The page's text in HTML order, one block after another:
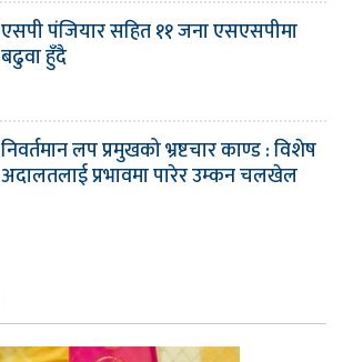
एसपी पंजियार सहित ११ जना एसएसपीमा
बढुवा हुँदै
निवर्तमान लप प्रमुखको भ्रष्टचार काण्ड : विशेष
अदालतलाई प्रभावमा पारेर उम्कन चलखेल